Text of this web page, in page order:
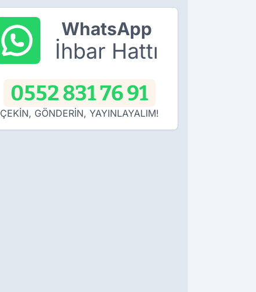
WhatsApp
İhbar Hattı
0552 831 76 91
ÇEKİN, GÖNDERİN, YAYINLAYALIM!